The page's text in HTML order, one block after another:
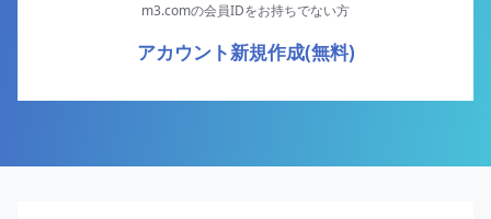
m3.comの会員IDをお持ちでない方
アカウント新規作成(無料)